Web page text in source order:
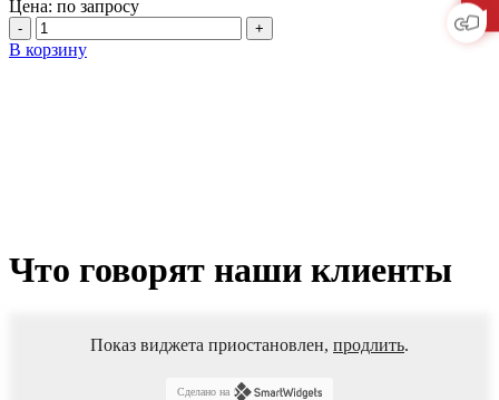
Цена: по запросу
Количество
товара
Каток
В корзину
Что говорят наши клиенты
Показ виджета приостановлен, продлить.
Сделано на